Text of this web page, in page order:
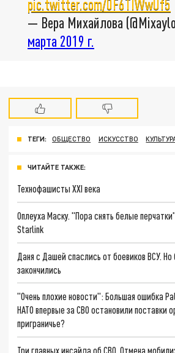
pic.twitter.com/0F6TIWwUf5
— Вера Михайлова
марта 2019 г.
ТЕГИ: ОБЩЕСТВО ИСКУССТВО
ЧИТАЙТЕ ТАКЖЕ:
Технофашисты XXI века
Оплеуха Маску. "Пора снять белые
Starlink
Даня с Дашей спаслись от боевиков ВСУ.
закончились
"Очень плохие новости": Большая ошибка
НАТО впервые за СВО остановили поставки
приграничье?
Три главных инсайда об СВО. Отмена